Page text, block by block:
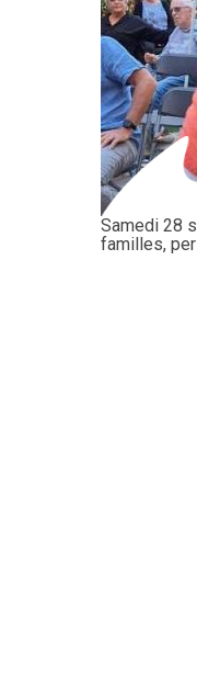
Samedi 28
familles,